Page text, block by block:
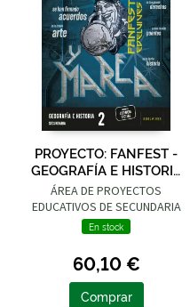
PROYECTO: FANFEST -
GEOGRAFÍA E HISTORIA
2 ESO
ÁREA DE PROYECTOS
EDUCATIVOS DE SECUNDARIA
EDELVIVES
En stock
60,10 €
Comprar